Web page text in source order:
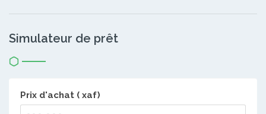
Simulateur de prêt
Prix d'achat ( xaf)